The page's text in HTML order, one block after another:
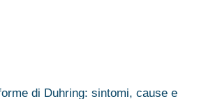
di Duhring: sintomi, cause e